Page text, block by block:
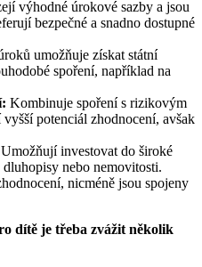
výhodné úrokové sazby a jsou
bezpečné a snadno dostupné
umožňuje získat státní
spoření, například na
Kombinuje spoření s rizikovým
potenciál zhodnocení, avšak
Umožňují investovat do široké
nebo nemovitosti.
nicméně jsou spojeny
dítě je třeba zvážit několik